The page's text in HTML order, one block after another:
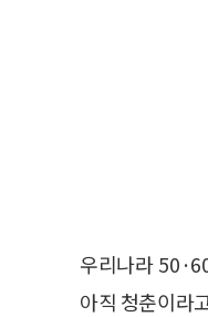
우리나라
아직 청춘이라